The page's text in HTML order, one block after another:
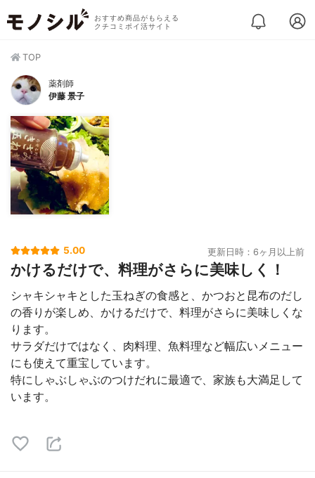
おすすめ商品がもらえる
クチコミポイ活サイト
TOP
薬剤師
伊藤 景子
5.00 更新日時：6ヶ月以上前
かけるだけで、料理がさらに美味しく！
シャキシャキとした玉ねぎの食感と、かつおと昆布のだし
の香りが楽しめ、かけるだけで、料理がさらに美味しくな
ります。
サラダだけではなく、肉料理、魚料理など幅広いメニュー
にも使えて重宝しています。
特にしゃぶしゃぶのつけだれに最適で、家族も大満足して
います。